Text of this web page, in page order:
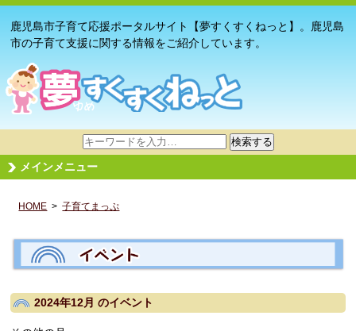
鹿児島市子育て応援ポータルサイト【夢すくすくねっと】。鹿児島
市の子育て支援に関する情報をご紹介しています。
サ
イ
ト
検
検索する
メインメニュー
HOME >子育てまっぷ
2024年12月のイベント